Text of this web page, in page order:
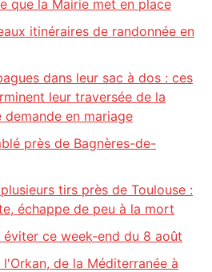
que la Mairie met en place
itinéraires de randonnée en
dans leur sac à dos : ces
leur traversée de la
demande en mariage
près de Bagnères-de-
tirs près de Toulouse :
échappe de peu à la mort
ce week-end du 8 août
de la Méditerranée à